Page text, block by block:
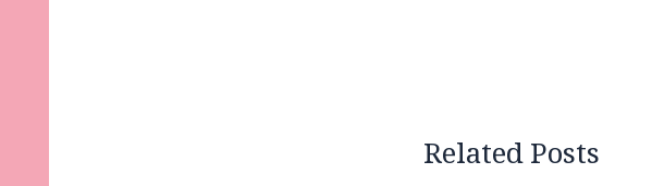
Related Posts